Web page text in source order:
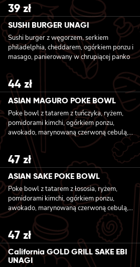
39zł
SUSHI BURGER UNAGI
Sushi burger z węgorzem, serkiem
philadelphia, cheddarem, ogórkiem ponzu i
masago, panierowany w chrupiącej panko
44 zł
ASIAN MAGURO POKE BOWL
Poke bowl z tatarem z tuńczyka, ryżem,
pomidorami kimchi, ogórkiem ponzu,
awokado, marynowaną czerwoną cebulą,
fasolką edamame, grzybami mun z sezamem,
kolendrą i orzechami nerkowca
47 zł
ASIAN SAKE POKE BOWL
Poke bowl z tatarem z łososia, ryżem,
pomidorami kimchi, ogórkiem ponzu,
awokado, marynowaną czerwoną cebulą,
fasolką edamame, grzybami mun z sezamem,
kolendrą i orzechami nerkowca
47 zł
California GOLD GRILL SAKE EBI
UNAGI